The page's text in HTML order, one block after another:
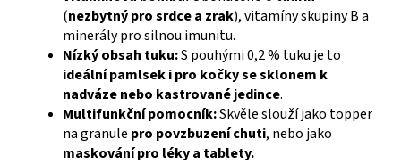
(nezbytný pro srdce a zrak), vitamíny skupiny B a
minerály pro silnou imunitu.
Nízký obsah tuku:S pouhými 0,2 % tuku je to
ideální pamlsek i pro kočky se sklonem k
nadváze nebo kastrované jedince.
Multifunkční pomocník:Skvěle slouží jako topper
na granule pro povzbuzení chuti, nebo jako
maskování pro léky a tablety.